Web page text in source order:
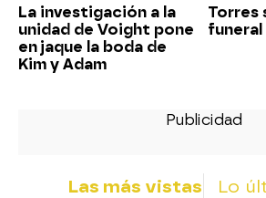
La investigación a la
unidad de Voight pone
en jaque la boda de
Kim y Adam
Torres
funeral
Las más vistas Lo